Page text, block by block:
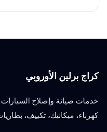
كراج برلين الأوروبي
خدمات صيانة وإصلاح
كهرباء، ميكانيك، تكييف،